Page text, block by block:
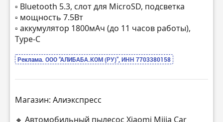
▫️ Bluetooth 5.3, слот для MicroSD, подсветка
▫️ мощность 7.5Вт
▫️ аккумулятор 1800мАч (до 11 часов работы),
Type-C
Реклама. ООО “АЛИБАБА.КОМ (РУ)”, ИНН 7703380158
Магазин: Алиэкспресс
🔸 Автомобильный пылесос Xiaomi Mijia Car